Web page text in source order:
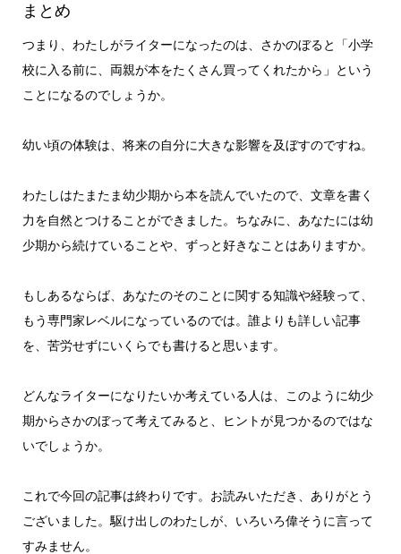
まとめ
つまり、わたしがライターになったのは、さかのぼると「小学
校に入る前に、両親が本をたくさん買ってくれたから」という
ことになるのでしょうか。
幼い頃の体験は、将来の自分に大きな影響を及ぼすのですね。
わたしはたまたま幼少期から本を読んでいたので、文章を書く
力を自然とつけることができました。ちなみに、あなたには幼
少期から続けていることや、ずっと好きなことはありますか。
もしあるならば、あなたのそのことに関する知識や経験って、
もう専門家レベルになっているのでは。誰よりも詳しい記事
を、苦労せずにいくらでも書けると思います。
どんなライターになりたいか考えている人は、このように幼少
期からさかのぼって考えてみると、ヒントが見つかるのではな
いでしょうか。
これで今回の記事は終わりです。お読みいただき、ありがとう
ございました。駆け出しのわたしが、いろいろ偉そうに言って
すみません。